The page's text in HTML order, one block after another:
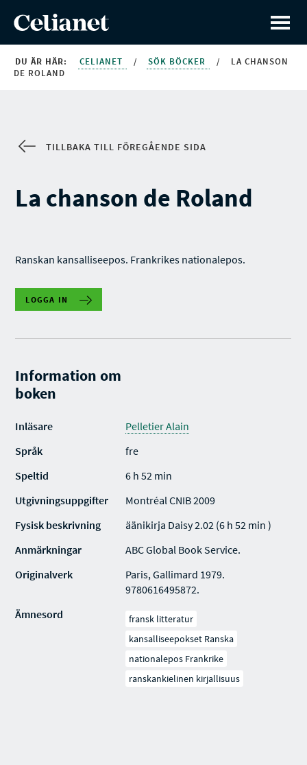
DU ÄR HÄR: CELIANET / SÖK BÖCKER /
LA CHANSON
DE ROLAND
TILLBAKA TILL FÖREGÅENDE SIDA
La chanson de Roland
Ranskan kansalliseepos. Frankrikes nationalepos.
LOGGA IN
Information om
boken
Inläsare
Pelletier Alain
Språk
fre
Speltid
6 h 52 min
Utgivningsuppgifter
Montréal CNIB 2009
Fysisk beskrivning
äänikirja Daisy 2.02 (6 h 52 min )
Anmärkningar
ABC Global Book Service.
Originalverk
Paris, Gallimard 1979.
9780616495872.
Ämnesord
fransk litteratur
kansalliseepokset Ranska
nationalepos Frankrike
ranskankielinen kirjallisuus